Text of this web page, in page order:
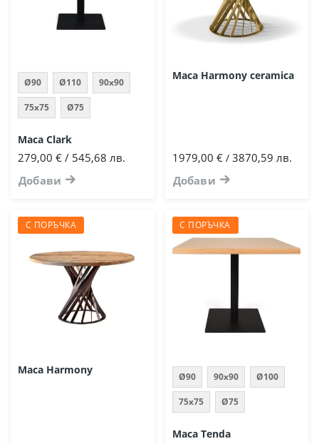
Ø90 Ø110 90х90
75x75 Ø75
Маса Clark
279,00 € / 545,68 лв.
Добави
Маса Harmony ceramica
1979,00 €/ 3870,59 лв.
Добави
С ПОРЪЧКА
Маса Harmony
С ПОРЪЧКА
Ø90 90х90 Ø100
75x75 Ø75
Маса Tenda